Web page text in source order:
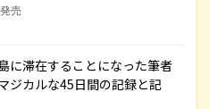
売
に滞在することになった筆者
ジカルな45日間の記録と記